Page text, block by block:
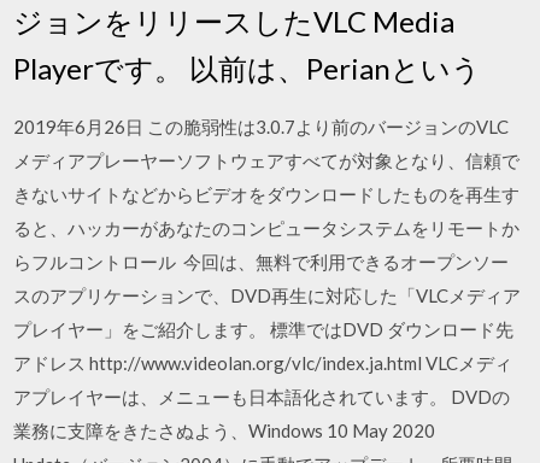
ジョンをリリースしたVLC Media
Playerです。 以前は、Perianという
2019年6月26日 この脆弱性は3.0.7より前のバージョンのVLC
メディアプレーヤーソフトウェアすべてが対象となり、信頼で
きないサイトなどからビデオをダウンロードしたものを再生す
ると、ハッカーがあなたのコンピュータシステムをリモートか
らフルコントロール 今回は、無料で利用できるオープンソー
スのアプリケーションで、DVD再生に対応した「VLCメディア
プレイヤー」をご紹介します。 標準ではDVD ダウンロード先
アドレス http://www.videolan.org/vlc/index.ja.html VLCメディ
アプレイヤーは、メニューも日本語化されています。 DVDの
業務に支障をきたさぬよう、Windows 10 May 2020